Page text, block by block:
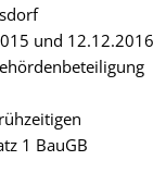
und 12.12.2016
1 BauGB